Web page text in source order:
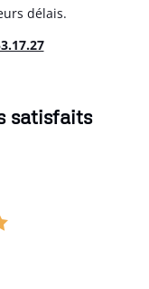
délais.
satisfaits